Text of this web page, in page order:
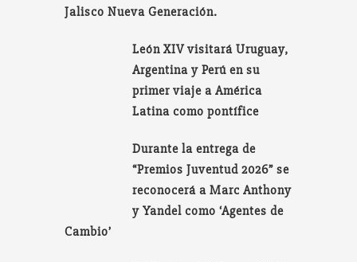
Jalisco Nueva Generación.
León XIV visitará Uruguay,
Argentina y Perú en su
primer viaje a América
Latina como pontífice
Durante la entrega de
“Premios Juventud 2026” se
reconocerá a Marc Anthony
y Yandel como ‘Agentes de
Cambio’